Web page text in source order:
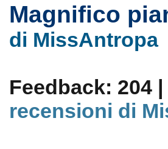
Magnifico
di MissAntropa
Feedback: 204 |
recensioni di